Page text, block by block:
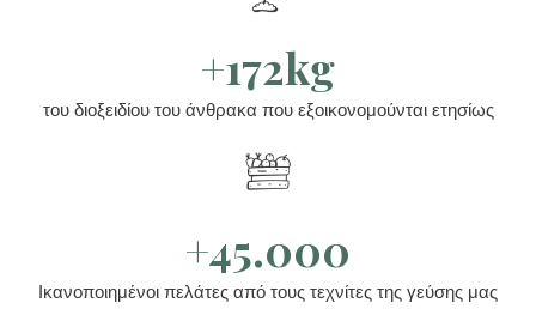
+172kg
του διοξειδίου του άνθρακα που εξοικονομούνται ετησίως
+45.000
Ικανοποιημένοι πελάτες από τους τεχνίτες της γεύσης μας